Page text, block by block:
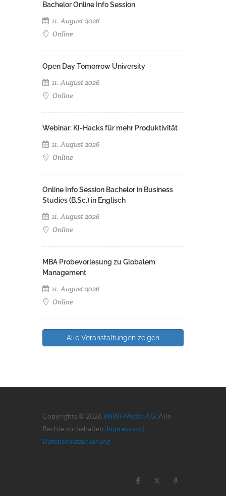
Bachelor Online Info Session
11. August 2026
Online
Open Day Tomorrow University
11. August 2026
Online
Webinar: KI-Hacks für mehr Produktivität
11. August 2026
Online
Online Info Session Bachelor in Business
Studies (B.Sc.) in Englisch
11. August 2026
Online
MBA Probevorlesung zu Globalem
Management
11. August 2026
Online
Alle Veranstaltungen zeigen
Copyrights © 2026 WiWi-Media AG. Alle
Rechte vorbehalten. Impressum |
Datenschutzerkärung